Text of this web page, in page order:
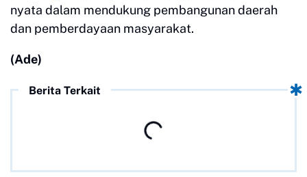
nyata dalam mendukung pembangunan daerah
dan pemberdayaan masyarakat.
(Ade)
Berita Terkait